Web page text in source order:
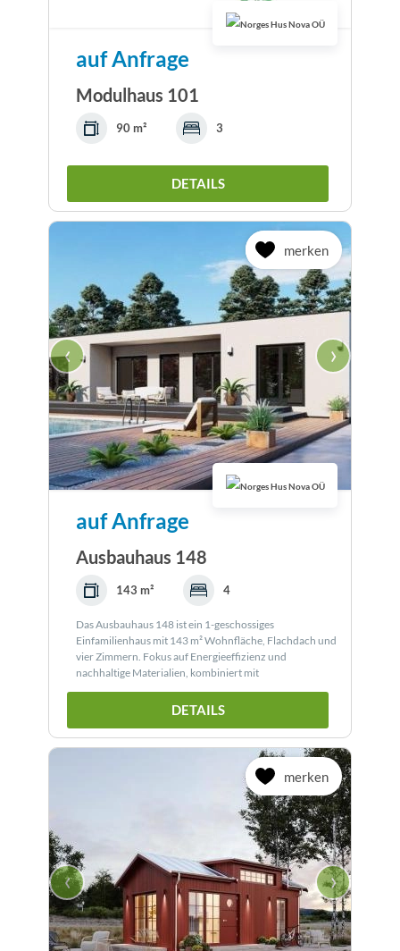
auf Anfrage
Modulhaus 101
90 m² 3
DETAILS
merken
‹ ›
auf Anfrage
Ausbauhaus 148
143 m² 4
Das Ausbauhaus 148 ist ein 1-geschossiges
Einfamilienhaus mit 143 m² Wohnfläche, Flachdach und
vier Zimmern. Fokus auf Energieeffizienz und
nachhaltige Materialien, kombiniert mit
verantwortungsvoller Forstwirtschaft und europaweiter
DETAILS
merken
‹ ›